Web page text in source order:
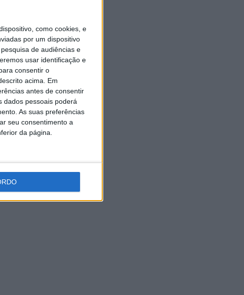
como cookies, e
por um dispositivo
de audiências e
usar identificação e
consentir o
acima. Em
antes de consentir
dados pessoais poderá
As suas preferências
seu consentimento a
da página.